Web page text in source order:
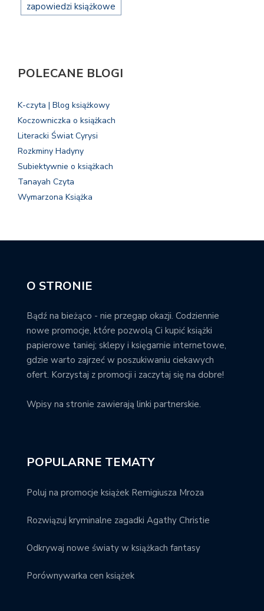
zapowiedzi książkowe
POLECANE BLOGI
K-czyta | Blog książkowy
Koczowniczka o książkach
Literacki Świat Cyrysi
Rozkminy Hadyny
Subiektywnie o książkach
Tanayah Czyta
Wymarzona Książka
O STRONIE
Bądź na bieżąco - nie przegap okazji. Codziennie
nowe promocje, które pozwolą Ci kupić książki
papierowe taniej; sklepy i księgarnie internetowe,
gdzie warto zajrzeć w poszukiwaniu ciekawych
ofert. Korzystaj z promocji i zaczytaj się na dobre!
Wpisy na stronie zawierają linki partnerskie.
POPULARNE TEMATY
Poluj na promocje książek Remigiusza Mroza
Rozwiązuj kryminalne zagadki Agathy Christie
Odkrywaj nowe światy w książkach fantasy
Porównywarka cen książek